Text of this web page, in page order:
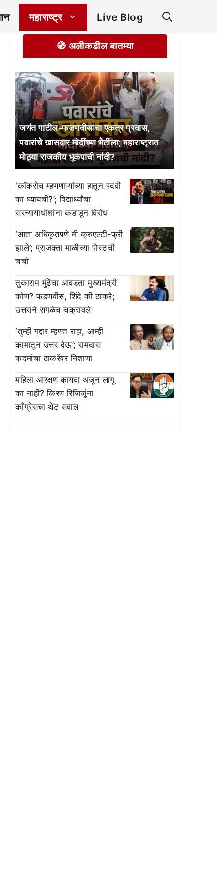
महाराष्ट्र Live Blog
🧭 अलीकडील बातम्या
जयंत पाटील-फडणवीसांचा एकत्र प्रवास,
पवारांचे खासदार मोदींच्या भेटीला; महाराष्ट्रात
मोठ्या राजकीय भूकंपाची नांदी?
‘काॅकरोच म्हणणाऱ्यांच्या हातून पदवी
का घ्यायची?’; विद्यार्थ्यांचा
सरन्यायाधीशांना कडाडून विरोध
‘आता अधिकृतपणे मी क्रुएल्टी-फ्री
झाले’; प्राजक्ता माळीच्या पोस्टची
चर्चा
तुकाराम मुंढेंचा आवडता मुख्यमंत्री
कोण? फडणवीस, शिंदे की ठाकरे;
उत्तराने सगळेच चक्रावले
‘तुम्ही गद्दार म्हणत राहा, आम्ही
कामातून उत्तर देऊ’; रामदास
कदमांचा ठाकरेंवर निशाणा
महिला आरक्षण कायदा अजून लागू
का नाही? किरण रिजिजूंना
काँग्रेसचा थेट सवाल